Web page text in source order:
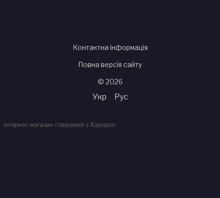
Контактна інформація
Повна версія сайту
© 2026
Укр Рус
Інтернет-магазин створений з Хорошоп